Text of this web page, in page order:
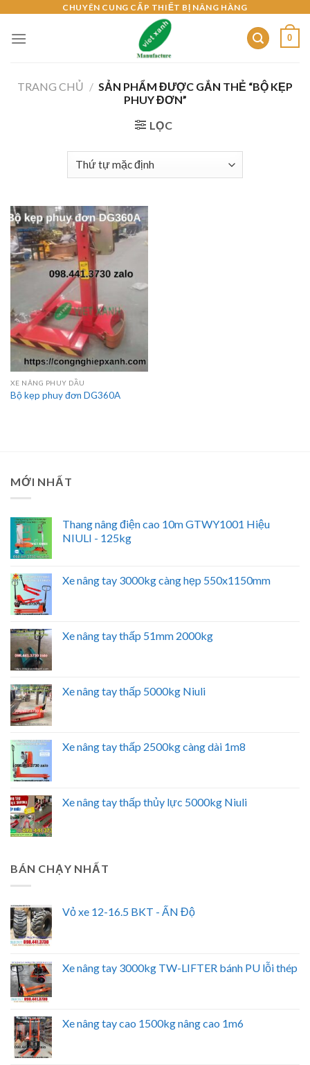
content
CHUYÊN CUNG CẤP THIẾT BỊ NÂNG HÀNG
0
TRANG CHỦ / SẢN PHẨM ĐƯỢC GẮN THẺ “BỘ KẸP
PHUY ĐƠN”
LỌC
XE NÂNG PHUY DẦU
Bộ kẹp phuy đơn DG360A
MỚI NHẤT
Thang nâng điện cao 10m GTWY1001 Hiệu
NIULI - 125kg
Xe nâng tay 3000kg càng hẹp 550x1150mm
Xe nâng tay thấp 51mm 2000kg
Xe nâng tay thấp 5000kg Niuli
Xe nâng tay thấp 2500kg càng dài 1m8
Xe nâng tay thấp thủy lực 5000kg Niuli
BÁN CHẠY NHẤT
Vỏ xe 12-16.5 BKT - ẤN Độ
Xe nâng tay 3000kg TW-LIFTER bánh PU lỗi thép
Xe nâng tay cao 1500kg nâng cao 1m6